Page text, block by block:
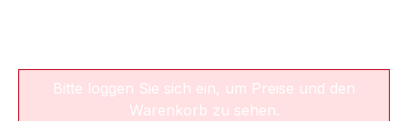
Bitte loggen Sie sich ein, um Preise und den
Warenkorb zu sehen.